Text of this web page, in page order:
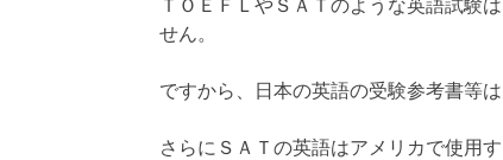
ＴＯＥＦＬやＳＡＴのような英語試験
せん。
ですから、日本の英語の受験参考書等
さらにＳＡＴの英語はアメリカで使用